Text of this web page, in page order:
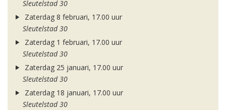
Sleutelstad 30
Zaterdag 8 februari, 17.00 uur
Sleutelstad 30
Zaterdag 1 februari, 17.00 uur
Sleutelstad 30
Zaterdag 25 januari, 17.00 uur
Sleutelstad 30
Zaterdag 18 januari, 17.00 uur
Sleutelstad 30